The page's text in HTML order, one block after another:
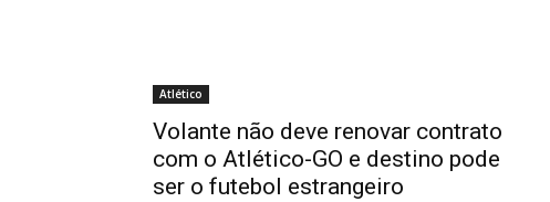
Atlético
Volante não deve renovar contrato
com o Atlético-GO e destino pode
ser o futebol estrangeiro